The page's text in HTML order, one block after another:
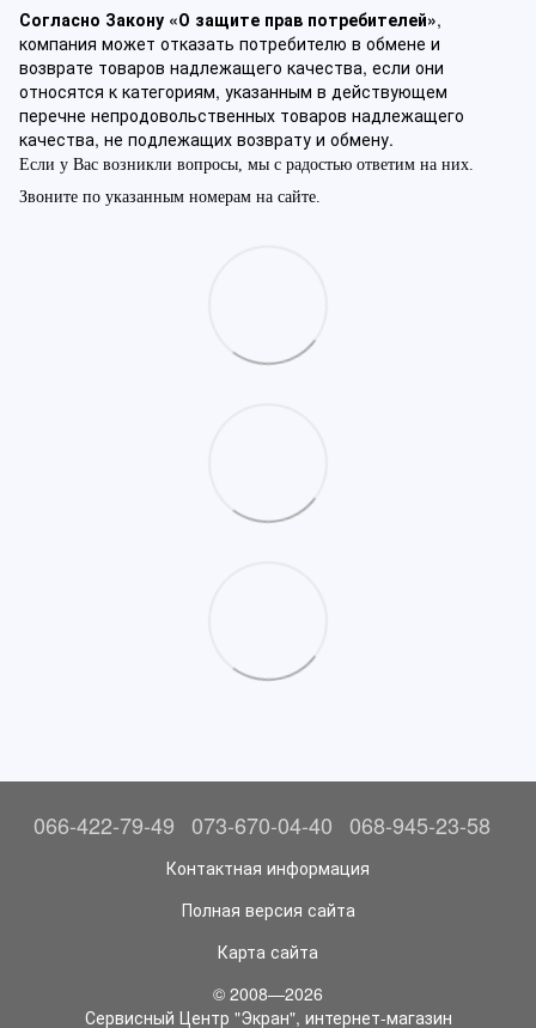
Согласно Закону «О защите прав потребителей»,
компания может отказать потребителю в обмене и
возврате товаров надлежащего качества, если они
относятся к категориям, указанным в действующем
перечне непродовольственных товаров надлежащего
качества, не подлежащих возврату и обмену.
Если у Вас возникли вопросы, мы с радостью ответим на них.
Звоните по указанным номерам на сайте.
066-422-79-49 073-670-04-40 068-945-23-58
Контактная информация
Полная версия сайта
Карта сайта
© 2008—2026
Сервисный Центр "Экран", интернет-магазин